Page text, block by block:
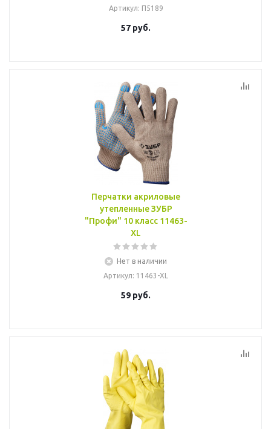
Артикул: П5189
57 руб.
Перчатки акриловые
утепленные ЗУБР
"Профи" 10 класс 11463-
XL
Нет в наличии
Артикул: 11463-XL
59 руб.